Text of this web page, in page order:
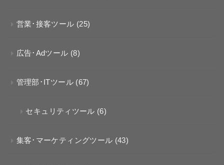
営業･接客ツール (25)
広告･Adツール (8)
管理部･ITツール (67)
セキュリティツール (6)
集客･マーケティングツール (43)